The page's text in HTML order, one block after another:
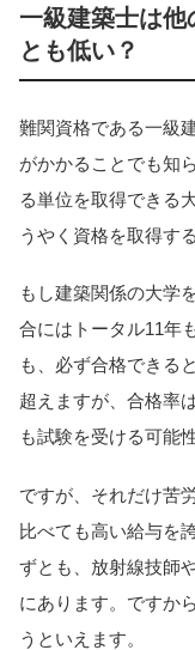
一級建築士は
とも低い？
難関資格である一級
がかかることでも知
る単位を取得できる
うやく資格を取得す
もし建築関係の大学
合にはトータル11年
も、必ず合格できる
超えますが、合格率
も試験を受ける可能
ですが、それだけ苦
比べても高い給与を
ずとも、放射線技師
にあります。ですか
うといえます。